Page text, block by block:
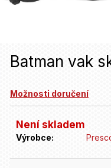
Batman vak
Možnosti doručení
Není skladem
Výrobce:
n
j
?